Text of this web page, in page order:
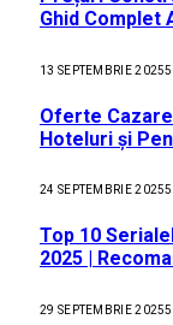
Ghid Complet
13 SEPTEMBRIE 2025
Oferte
Hoteluri și
24 SEPTEMBRIE 2025
Top 10
2025 |
29 SEPTEMBRIE 2025